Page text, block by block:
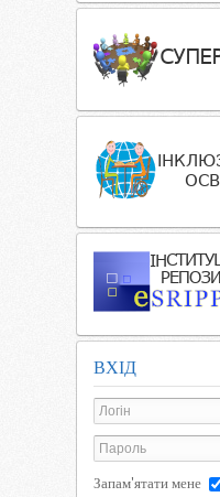
ВХІД
Запам'ятати мене